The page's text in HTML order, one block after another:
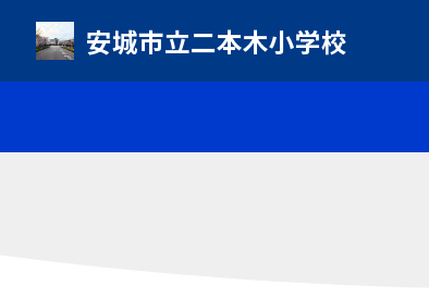
安城市立二本木小学校